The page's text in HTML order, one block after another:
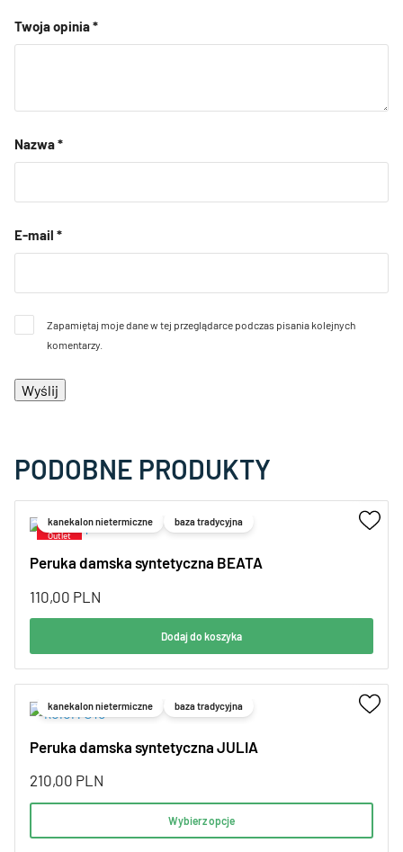
Twoja opinia*
Nazwa*
E-mail *
Zapamiętaj moje dane w tej przeglądarce podczas pisania kolejnych
komentarzy.
PODOBNE PRODUKTY
kanekalon nietermiczne baza tradycyjna
Peruka damska syntetyczna BEATA
110,00 PLN
Dodaj do koszyka
kanekalon nietermiczne baza tradycyjna
Peruka damska syntetyczna JULIA
210,00 PLN
Wybierz opcje